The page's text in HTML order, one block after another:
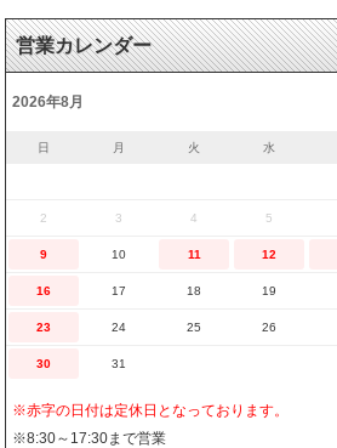
営業カレンダー
2026年8月
日 月 火 水
2 3 4 5
9 10 11 12
16 17 18 19
23 24 25 26
30 31
※赤字の日付は定休日となっております。
※8:30～17:30まで営業